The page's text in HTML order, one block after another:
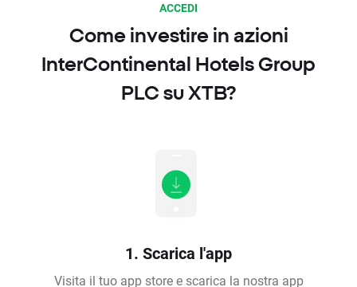
ACCEDI
Come investire in azioni
InterContinental Hotels Group
PLC su XTB?
1. Scarica l'app
Visita il tuo app store e scarica la nostra app